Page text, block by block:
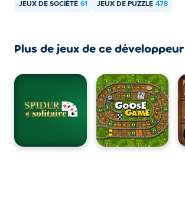
JEUX DE SOCIÉTÉ 61 JEUX DE PUZZLE 478
Plus de jeux de ce développeur